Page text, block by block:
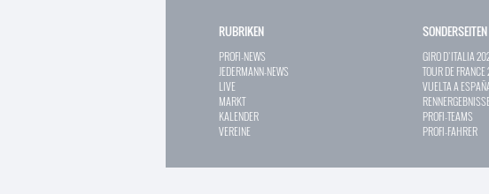
RUBRIKEN
PROFI-NEWS
JEDERMANN-NEWS
LIVE
MARKT
KALENDER
VEREINE
SONDERSEITEN
GIRO D`ITALIA
TOUR DE
VUELTA A
PROFI-TEAMS
PROFI-FAHRER